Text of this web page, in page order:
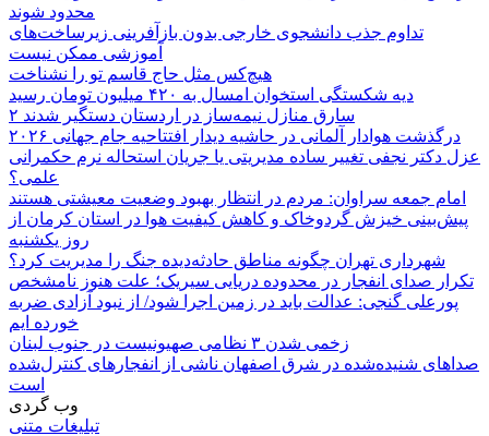
محدود شوند
تداوم جذب دانشجوی خارجی بدون بازآفرینی زیرساخت‌های
آموزشی ممکن نیست
هیچ‌کس مثل حاج قاسم تو را نشناخت
دیه شکستگی استخوان امسال به ۴۲۰ میلیون تومان رسید
۲ سارق منازل نیمه‌ساز در اردستان دستگیر شدند
درگذشت هوادار آلمانی در حاشیه دیدار افتتاحیه جام جهانی ۲۰۲۶
عزل دکتر نجفی تغییر ساده مدیریتی یا جریان استحاله نرم حکمرانی
علمی؟
امام جمعه سراوان: مردم در انتظار بهبود وضعیت معیشتی هستند
پیش‌بینی خیزش گردوخاک و کاهش کیفیت هوا در استان کرمان از
روز یکشنبه
شهرداری تهران چگونه مناطق حادثه‌دیده جنگ را مدیریت کرد؟
تکرار صدای انفجار در محدوده دریایی سیریک؛ علت هنوز نامشخص
پورعلی گنجی: عدالت باید در زمین اجرا شود/ از نبود آزادی ضربه
خورده ایم
زخمی شدن ۳ نظامی صهیونیست در جنوب لبنان
صداهای شنیده‌شده در شرق اصفهان ناشی از انفجارهای کنترل‌شده
است
وب گردی
تبلیغات متنی